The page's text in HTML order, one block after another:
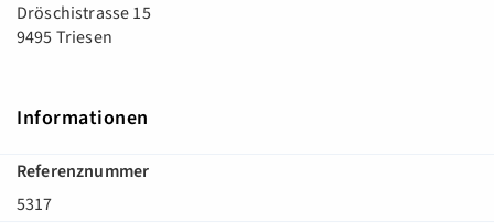
Dröschistrasse 15
9495 Triesen
Informationen
Referenznummer
5317